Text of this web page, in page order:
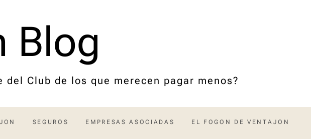
Blog
del Club de los que merecen pagar menos?
SEGUROS EMPRESAS ASOCIADAS EL FOGON DE VENTAJON